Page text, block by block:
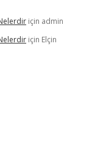
için admin
için Elçin